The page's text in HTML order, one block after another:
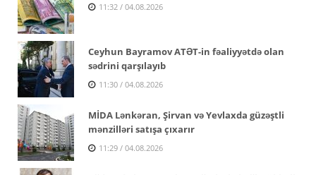
11:32 / 04.08.2026
Ceyhun Bayramov ATƏT-in fəaliyyətdə olan
sədrini qarşılayıb
11:30 / 04.08.2026
MİDA Lənkəran, Şirvan və Yevlaxda güzəştli
mənzilləri satışa çıxarır
11:29 / 04.08.2026